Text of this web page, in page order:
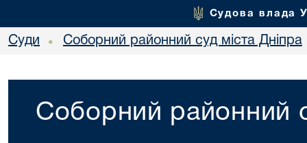
Судова влада
Суди • Соборний районний суд міста Дніпра
Соборний районний